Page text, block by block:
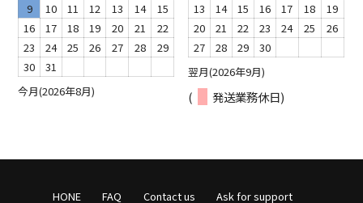
今月(2026年8月)
9
10 11 12 13 14
15
16
17 18 19 20 21
22
23
24 25 26 27 28
29
30
31 翌月(2026年9月)
13
14 15 16 17 18
19
20
21 22 23 24 25
26
27
28 29 30
( 発送業務休日)
HONE FAQ Contact us Ask for support